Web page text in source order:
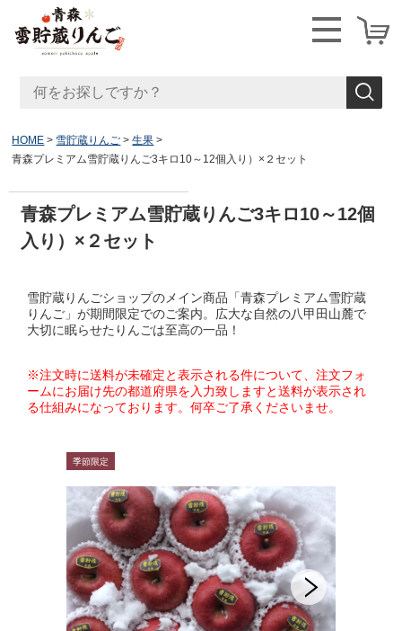
HOME 雪貯蔵りんご
生果
青森プレミアム雪貯蔵りんご3キロ10～12個入り）×２セット
青森プレミアム雪貯蔵りんご3キロ10～12個
入り）×２セット
雪貯蔵りんごショップのメイン商品「青森プレミアム雪貯蔵
りんご」が期間限定でのご案内。広大な自然の八甲田山麓で
大切に眠らせたりんごは至高の一品！
※注文時に送料が未確定と表示される件について、注文フォ
ームにお届け先の都道府県を入力致しますと送料が表示され
る仕組みになっております。何卒ご了承くださいませ。